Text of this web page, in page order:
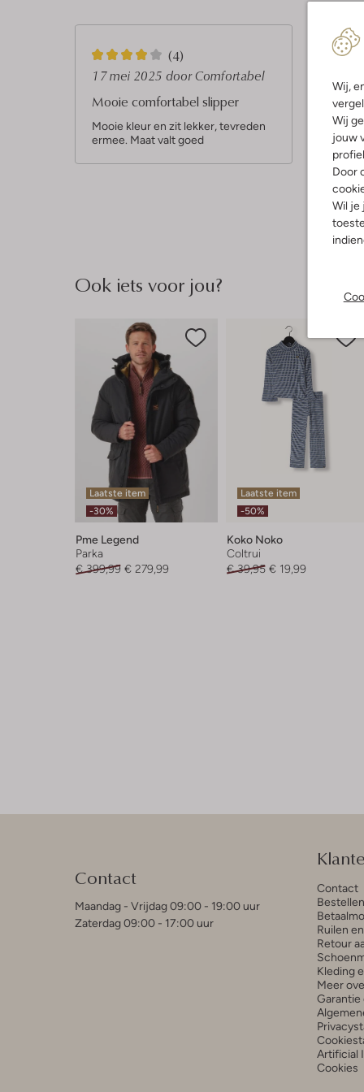
Wij,
Wij
jouw
Door
Wil je
4
S
t
e
r
r
(4)
17 mei 2025 door Comfortabel
Mooie comfortabel slipper
Mooie kleur en zit lekker, tevreden
ermee. Maat valt goed
Ook iets voor jou?
Laatste item
-30%
Pme Legend
Parka
€ 399,99 € 279,99
Laatste item
-50%
Koko Noko
Coltrui
€ 39,95 € 19,99
Contact
Maandag - Vrijdag 09:00 - 19:00 uur
Zaterdag 09:00 - 17:00 uur
Contact
Ruilen
Retour
Kleding
Meer
Garantie
Artificial
Cookies